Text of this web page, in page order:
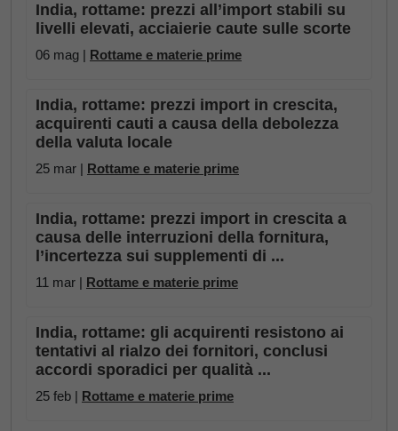
India, rottame: prezzi all’import stabili su
livelli elevati, acciaierie caute sulle scorte
06 mag | Rottame e materie prime
India, rottame: prezzi import in crescita,
acquirenti cauti a causa della debolezza
della valuta locale
25 mar | Rottame e materie prime
India, rottame: prezzi import in crescita a
causa delle interruzioni della fornitura,
l’incertezza sui supplementi di ...
11 mar | Rottame e materie prime
India, rottame: gli acquirenti resistono ai
tentativi al rialzo dei fornitori, conclusi
accordi sporadici per qualità ...
25 feb | Rottame e materie prime